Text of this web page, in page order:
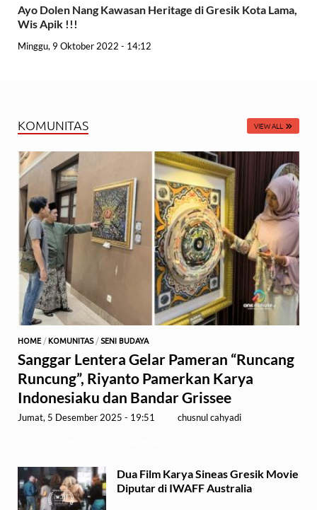
Ayo Dolen Nang Kawasan Heritage di Gresik Kota Lama,
Wis Apik !!!
Minggu, 9 Oktober 2022 - 14:12
KOMUNITAS VIEW ALL
HOME / KOMUNITAS/ SENI BUDAYA
Sanggar Lentera Gelar Pameran “Runcang
Runcung”, Riyanto Pamerkan Karya
Indonesiaku dan Bandar Grissee
Jumat, 5 Desember 2025 - 19:51 chusnul cahyadi
Dua Film Karya Sineas Gresik Movie
Diputar di IWAFF Australia